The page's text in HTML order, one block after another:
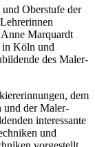
Oberstufe der
Marquardt
in Köln und
des Maler-
dem
und der Maler-
interessante
und